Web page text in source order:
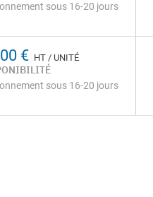
sous 16-20 jours
€ HT / UNITÉ
sous 16-20 jours